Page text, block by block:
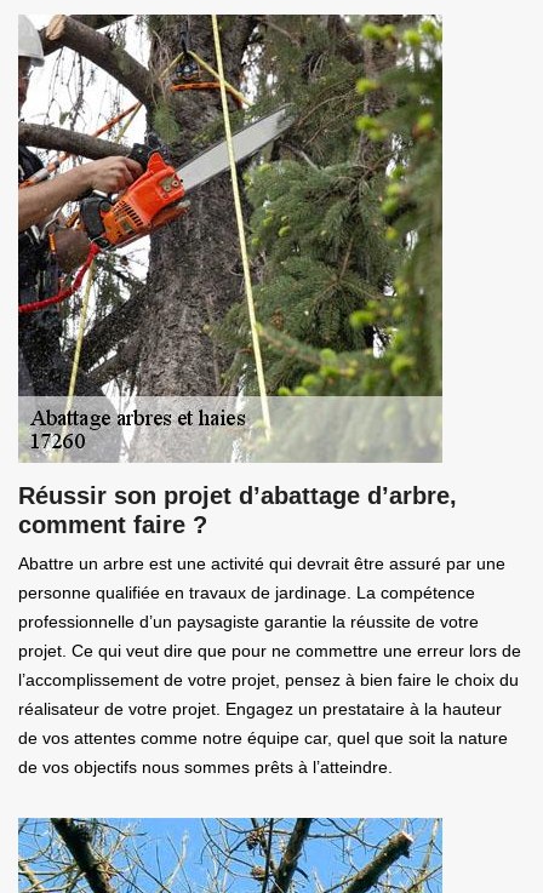
Réussir son projet d’abattage d’arbre,
comment faire ?
Abattre un arbre est une activité qui devrait être assuré par une
personne qualifiée en travaux de jardinage. La compétence
professionnelle d’un paysagiste garantie la réussite de votre
projet. Ce qui veut dire que pour ne commettre une erreur lors de
l’accomplissement de votre projet, pensez à bien faire le choix du
réalisateur de votre projet. Engagez un prestataire à la hauteur
de vos attentes comme notre équipe car, quel que soit la nature
de vos objectifs nous sommes prêts à l’atteindre.